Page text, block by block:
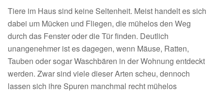
Tiere im Haus sind keine Seltenheit. Meist handelt es sich
dabei um Mücken und Fliegen, die mühelos den Weg
durch das Fenster oder die Tür finden. Deutlich
unangenehmer ist es dagegen, wenn Mäuse, Ratten,
Tauben oder sogar Waschbären in der Wohnung entdeckt
werden. Zwar sind viele dieser Arten scheu, dennoch
lassen sich ihre Spuren manchmal recht mühelos